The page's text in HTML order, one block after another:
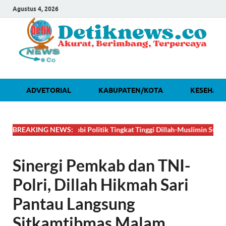
Agustus 4, 2026
ADVETORIAL KABUPATEN/KOTA
BREAKING NEWS:
🔴DAHSYAT! Lobi Politik Tingkat Tinggi Dillah-Muslimin Sukses
Sinergi Pemkab dan TNI-
Polri, Dillah Hikmah Sari
Pantau Langsung